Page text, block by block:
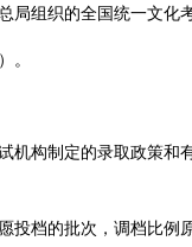
组织的全国统一文化考
。
构制定的录取政策和
档的批次，调档比例